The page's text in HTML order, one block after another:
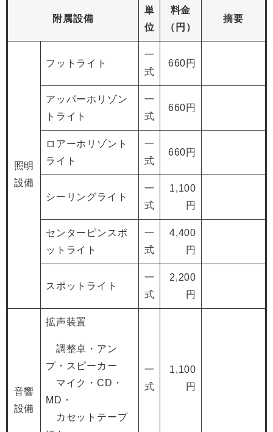
附属設備
単
位
料金
（円）
摘要
照明
設備
フットライト
一
式
660円
アッパーホリゾン
トライト
一
式
660円
ロアーホリゾント
ライト
一
式
660円
シーリングライト
一
式
1,100
円
センターピンスポ
ットライト
一
式
4,400
円
スポットライト
一
式
2,200
円
音響
設備
拡声装置
調整卓・アン
プ・スピーカー
マイク・CD・
MD・
カセットテープ
一
式
1,100
円